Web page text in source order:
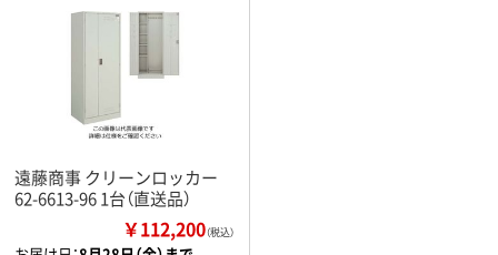
遠藤商事 クリーンロッカー
62-6613-96 1台（直送品）
￥112,200（税込）